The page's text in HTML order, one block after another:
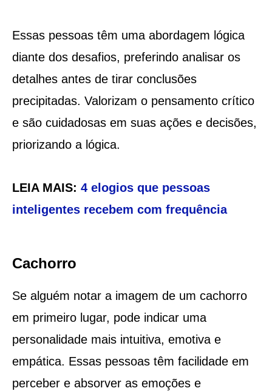
Essas pessoas têm uma abordagem lógica
diante dos desafios, preferindo analisar os
detalhes antes de tirar conclusões
precipitadas. Valorizam o pensamento crítico
e são cuidadosas em suas ações e decisões,
priorizando a lógica.
LEIA MAIS: 4 elogios que pessoas
inteligentes recebem com frequência
Cachorro
Se alguém notar a imagem de um cachorro
em primeiro lugar, pode indicar uma
personalidade mais intuitiva, emotiva e
empática. Essas pessoas têm facilidade em
perceber e absorver as emoções e